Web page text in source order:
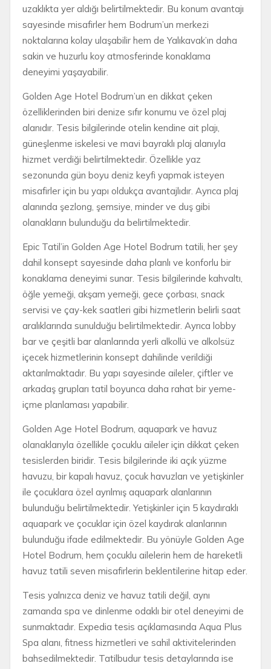
uzaklıkta yer aldığı belirtilmektedir. Bu konum avantajı
sayesinde misafirler hem Bodrum’un merkezi
noktalarına kolay ulaşabilir hem de Yalıkavak’ın daha
sakin ve huzurlu koy atmosferinde konaklama
deneyimi yaşayabilir.
Golden Age Hotel Bodrum’un en dikkat çeken
özelliklerinden biri denize sıfır konumu ve özel plaj
alanıdır. Tesis bilgilerinde otelin kendine ait plajı,
güneşlenme iskelesi ve mavi bayraklı plaj alanıyla
hizmet verdiği belirtilmektedir. Özellikle yaz
sezonunda gün boyu deniz keyfi yapmak isteyen
misafirler için bu yapı oldukça avantajlıdır. Ayrıca plaj
alanında şezlong, şemsiye, minder ve duş gibi
olanakların bulunduğu da belirtilmektedir.
Epic Tatil’in Golden Age Hotel Bodrum tatili, her şey
dahil konsept sayesinde daha planlı ve konforlu bir
konaklama deneyimi sunar. Tesis bilgilerinde kahvaltı,
öğle yemeği, akşam yemeği, gece çorbası, snack
servisi ve çay-kek saatleri gibi hizmetlerin belirli saat
aralıklarında sunulduğu belirtilmektedir. Ayrıca lobby
bar ve çeşitli bar alanlarında yerli alkollü ve alkolsüz
içecek hizmetlerinin konsept dahilinde verildiği
aktarılmaktadır. Bu yapı sayesinde aileler, çiftler ve
arkadaş grupları tatil boyunca daha rahat bir yeme-
içme planlaması yapabilir.
Golden Age Hotel Bodrum, aquapark ve havuz
olanaklarıyla özellikle çocuklu aileler için dikkat çeken
tesislerden biridir. Tesis bilgilerinde iki açık yüzme
havuzu, bir kapalı havuz, çocuk havuzları ve yetişkinler
ile çocuklara özel ayrılmış aquapark alanlarının
bulunduğu belirtilmektedir. Yetişkinler için 5 kaydıraklı
aquapark ve çocuklar için özel kaydırak alanlarının
bulunduğu ifade edilmektedir. Bu yönüyle Golden Age
Hotel Bodrum, hem çocuklu ailelerin hem de hareketli
havuz tatili seven misafirlerin beklentilerine hitap eder.
Tesis yalnızca deniz ve havuz tatili değil, aynı
zamanda spa ve dinlenme odaklı bir otel deneyimi de
sunmaktadır. Expedia tesis açıklamasında Aqua Plus
Spa alanı, fitness hizmetleri ve sahil aktivitelerinden
bahsedilmektedir. Tatilbudur tesis detaylarında ise